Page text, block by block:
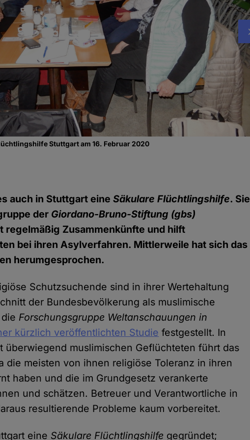
Stuttgart am 16. Februar 2020
auch in Stuttgart eineSäkulare Flüchtlingshilfe. Sie
der Giordano-Bruno-Stiftung (gbs)
regelmäßig Zusammenkünfte und hilft
bei ihren Asylverfahren. Mittlerweile hat sich das
herumgesprochen.
Schutzsuchende sind in ihrer Wertehaltung
der Bundesbevölkerung als muslimische
Forschungsgruppe Weltanschauungen in
kürzlich veröffentlichten Studie festgestellt. In
überwiegend muslimischen Geflüchteten führt das
die meisten von ihnen religiöse Toleranz in ihren
haben und die im Grundgesetz verankerte
und schätzen. Betreuer und Verantwortliche in
resultierende Probleme kaum vorbereitet.
eine Säkulare Flüchtlingshilfe gegründet;